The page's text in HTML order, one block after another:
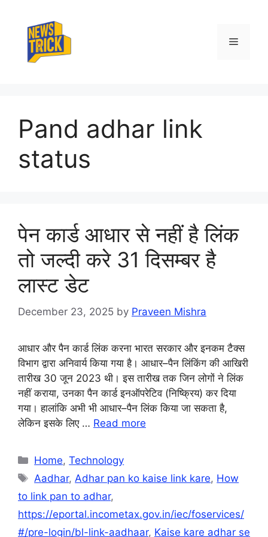
content
Menu
Pand adhar link
status
पेन कार्ड आधार से नहीं है लिंक
तो जल्दी करे 31 दिसम्बर है
लास्ट डेट
December 23, 2025 by Praveen Mishra
आधार और पैन कार्ड लिंक करना भारत सरकार और इनकम टैक्स
विभाग द्वारा अनिवार्य किया गया है। आधार–पैन लिंकिंग की आखिरी
तारीख 30 जून 2023 थी। इस तारीख तक जिन लोगों ने लिंक
नहीं कराया, उनका पैन कार्ड इनऑपरेटिव (निष्क्रिय) कर दिया
गया। हालांकि अभी भी आधार–पैन लिंक किया जा सकता है,
लेकिन इसके लिए … Read more
Categories
Home,Technology
Tags
Aadhar, Adhar pan ko kaise link kare, How
to link pan to adhar,
https://eportal.incometax.gov.in/iec/foservices/
#/pre-login/bl-link-aadhaar, Kaise kare adhar se